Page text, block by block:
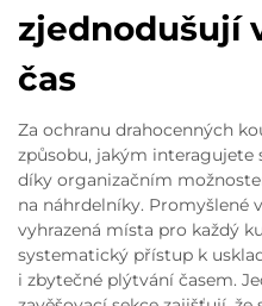
zjednodušují
čas
Za ochranu drahocenných
způsobu, jakým interagujete
díky organizačním
na náhrdelníky. Promyšlené
vyhrazená místa pro každý
systematický přístup k
i zbytečné plýtvání časem.